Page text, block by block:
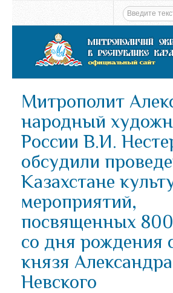
Митрополит
народный
России В.И.
обсудили
Казахстане
мероприятий,
посвященных
со дня рождения
князя Александра
Невского